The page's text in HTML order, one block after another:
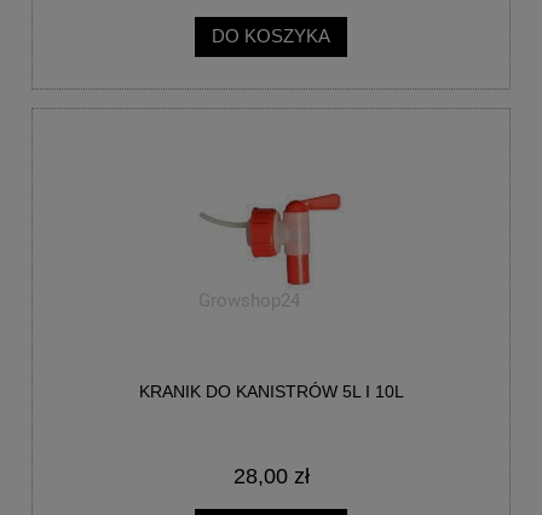
DO KOSZYKA
KRANIK DO KANISTRÓW 5L I 10L
28,00 zł